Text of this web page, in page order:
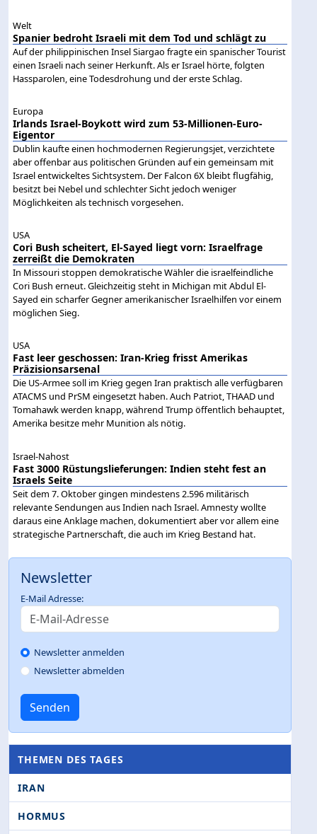
Welt
Spanier bedroht Israeli mit dem Tod und schlägt zu
Auf der philippinischen Insel Siargao fragte ein spanischer Tourist
einen Israeli nach seiner Herkunft. Als er Israel hörte, folgten
Hassparolen, eine Todesdrohung und der erste Schlag.
Europa
Irlands Israel-Boykott wird zum 53-Millionen-Euro-
Eigentor
Dublin kaufte einen hochmodernen Regierungsjet, verzichtete
aber offenbar aus politischen Gründen auf ein gemeinsam mit
Israel entwickeltes Sichtsystem. Der Falcon 6X bleibt flugfähig,
besitzt bei Nebel und schlechter Sicht jedoch weniger
Möglichkeiten als technisch vorgesehen.
USA
Cori Bush scheitert, El-Sayed liegt vorn: Israelfrage
zerreißt die Demokraten
In Missouri stoppen demokratische Wähler die israelfeindliche
Cori Bush erneut. Gleichzeitig steht in Michigan mit Abdul El-
Sayed ein scharfer Gegner amerikanischer Israelhilfen vor einem
möglichen Sieg.
USA
Fast leer geschossen: Iran-Krieg frisst Amerikas
Präzisionsarsenal
Die US-Armee soll im Krieg gegen Iran praktisch alle verfügbaren
ATACMS und PrSM eingesetzt haben. Auch Patriot, THAAD und
Tomahawk werden knapp, während Trump öffentlich behauptet,
Amerika besitze mehr Munition als nötig.
Israel-Nahost
Fast 3000 Rüstungslieferungen: Indien steht fest an
Israels Seite
Seit dem 7. Oktober gingen mindestens 2.596 militärisch
relevante Sendungen aus Indien nach Israel. Amnesty wollte
daraus eine Anklage machen, dokumentiert aber vor allem eine
strategische Partnerschaft, die auch im Krieg Bestand hat.
Newsletter
E-Mail Adresse:
Newsletter anmelden
Newsletter abmelden
Senden
THEMEN DES TAGES
IRAN
HORMUS